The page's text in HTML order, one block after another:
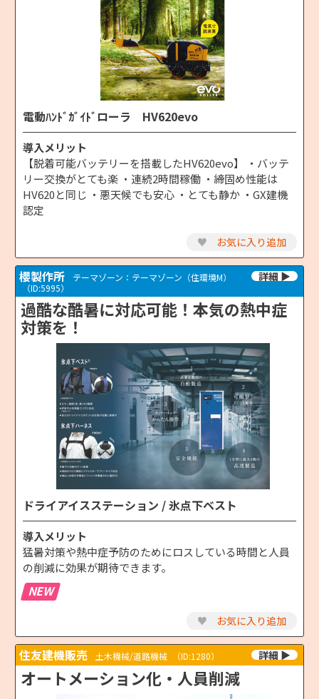
電動ﾊﾝﾄﾞｶﾞｲﾄﾞローラ HV620evo
導入メリット
【脱着可能バッテリーを搭載したHV620evo】 ・バッテ
リー交換がとても楽 ・連続2時間稼働 ・締固め性能は
HV620と同じ ・悪天候でも安心 ・とても静か ・GX建機
認定
♥ お気に入り追加
櫻製作所
テーマゾーン：テーマゾーン（住環境M）
（ID:5995）
過酷な酷暑に対応可能！本気の熱中症
対策を！
ドライアイスステーション / 氷点下ベスト
導入メリット
猛暑対策や熱中症予防のためにロスしている時間と人員
の削減に効果が期待できます。
NEW
♥ お気に入り追加
住友建機販売 土木機械/道路機械 （ID:1280）
オートメーション化・人員削減